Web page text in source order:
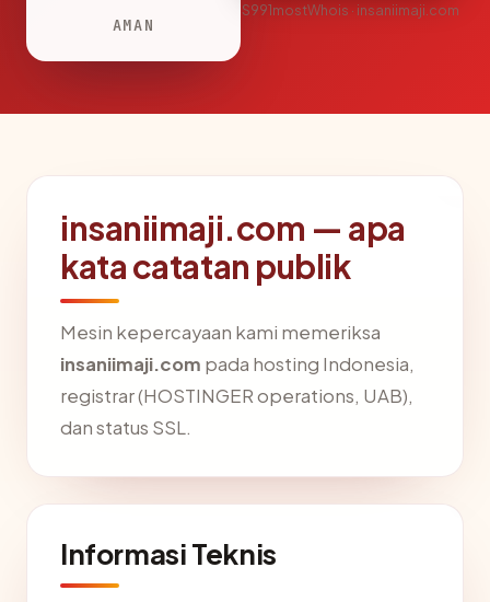
AMAN
S991mostWhois · insaniimaji.com
insaniimaji.com — apa
kata catatan publik
Mesin kepercayaan kami memeriksa
insaniimaji.com pada hosting Indonesia,
registrar (HOSTINGER operations, UAB),
dan status SSL.
Informasi Teknis